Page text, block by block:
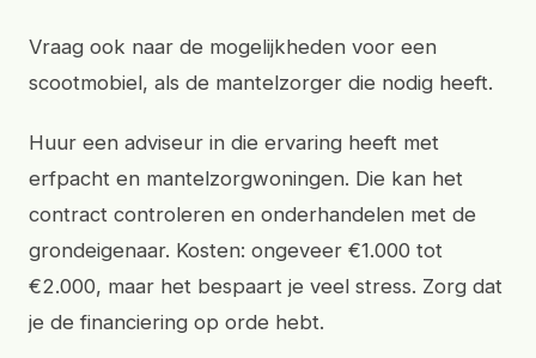
Vraag ook naar de mogelijkheden voor een
scootmobiel, als de mantelzorger die nodig heeft.
Huur een adviseur in die ervaring heeft met
erfpacht en mantelzorgwoningen. Die kan het
contract controleren en onderhandelen met de
grondeigenaar. Kosten: ongeveer €1.000 tot
€2.000, maar het bespaart je veel stress. Zorg dat
je de financiering op orde hebt.